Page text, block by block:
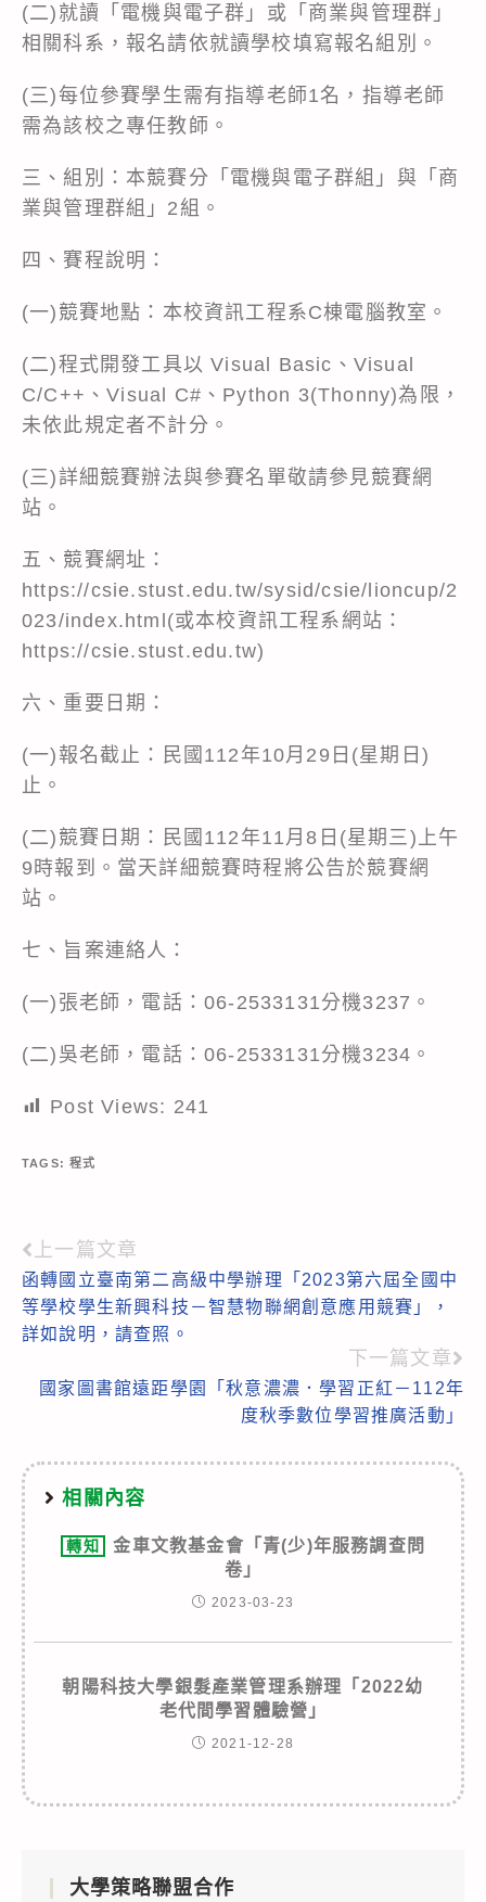
(二)就讀「電機與電子群」或「商業與管理群」
相關科系，報名請依就讀學校填寫報名組別。
(三)每位參賽學生需有指導老師1名，指導老師
需為該校之專任教師。
三、組別：本競賽分「電機與電子群組」與「商
業與管理群組」2組。
四、賽程說明：
(一)競賽地點：本校資訊工程系C棟電腦教室。
(二)程式開發工具以 Visual Basic、Visual
C/C++、Visual C#、Python 3(Thonny)為限，
未依此規定者不計分。
(三)詳細競賽辦法與參賽名單敬請參見競賽網
站。
五、競賽網址：
https://csie.stust.edu.tw/sysid/csie/lioncup/2
023/index.html(或本校資訊工程系網站：
https://csie.stust.edu.tw)
六、重要日期：
(一)報名截止：民國112年10月29日(星期日)
止。
(二)競賽日期：民國112年11月8日(星期三)上午
9時報到。當天詳細競賽時程將公告於競賽網
站。
七、旨案連絡人：
(一)張老師，電話：06-2533131分機3237。
(二)吳老師，電話：06-2533131分機3234。
Post Views: 241
TAGS:程式
Read
more
articles
上一篇文章
函轉國立臺南第二高級中學辦理「2023第六屆全國中
等學校學生新興科技－智慧物聯網創意應用競賽」，
詳如說明，請查照。
下一篇文章
國家圖書館遠距學園「秋意濃濃．學習正紅－112年
度秋季數位學習推廣活動」
相關內容
轉知
金車文教基金會「青(少)年服務調查問
卷」
2023-03-23
朝陽科技大學銀髮產業管理系辦理「2022幼
老代間學習體驗營」
2021-12-28
大學策略聯盟合作